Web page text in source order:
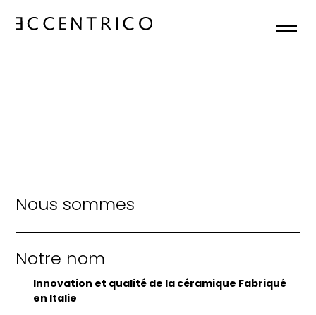
ACCUEIL
CONTACTS
FR 
Nous sommes
Notre nom
Innovation et qualité de la céramique Fabriqué
en Italie